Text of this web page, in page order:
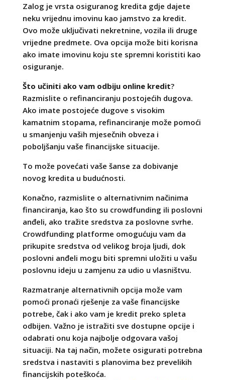
Zalog je vrsta osiguranog kredita gdje dajete
neku vrijednu imovinu kao jamstvo za kredit.
Ovo može uključivati nekretnine, vozila ili druge
vrijedne predmete. Ova opcija može biti korisna
ako imate imovinu koju ste spremni koristiti kao
osiguranje.
Što učiniti ako vam odbiju online kredit?
Razmislite o refinanciranju postojećih dugova.
Ako imate postojeće dugove s visokim
kamatnim stopama, refinanciranje može pomoći
u smanjenju vaših mjesečnih obveza i
poboljšanju vaše financijske situacije.
To može povećati vaše šanse za dobivanje
novog kredita u budućnosti.
Konačno, razmislite o alternativnim načinima
financiranja, kao što su crowdfunding ili poslovni
anđeli, ako tražite sredstva za poslovne svrhe.
Crowdfunding platforme omogućuju vam da
prikupite sredstva od velikog broja ljudi, dok
poslovni anđeli mogu biti spremni uložiti u vašu
poslovnu ideju u zamjenu za udio u vlasništvu.
Razmatranje alternativnih opcija može vam
pomoći pronaći rješenje za vaše financijske
potrebe, čak i ako vam je kredit preko spleta
odbijen. Važno je istražiti sve dostupne opcije i
odabrati onu koja najbolje odgovara vašoj
situaciji. Na taj način, možete osigurati potrebna
sredstva i nastaviti s planovima bez prevelikih
financijskih poteškoća.